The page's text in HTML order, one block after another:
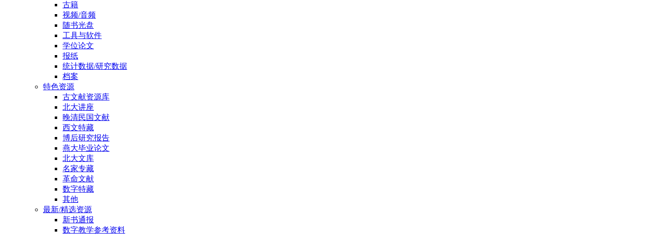
古籍
视频/音频
随书光盘
工具与软件
学位论文
报纸
统计数据/研究数据
档案
特色资源
古文献资源库
北大讲座
晚清民国文献
西文特藏
博后研究报告
燕大毕业论文
北大文库
名家专藏
革命文献
数字特藏
其他
最新/精选资源
新书通报
数字教学参考资料